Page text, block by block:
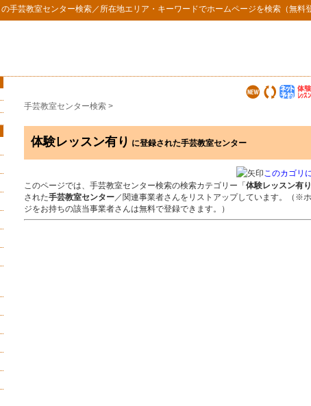
の手芸教室センター検索／所在地エリア・キーワードでホームページを検索（無料
手芸教室センター検索 >
体験レッスン有り に登録された手芸教室センター
このカゴリ
このページでは、手芸教室センター検索の検索カテゴリー「 体験レッスン有り
された手芸教室センター／関連事業者さんをリストアップしています。（※
ジをお持ちの該当事業者さんは無料で登録できます。）